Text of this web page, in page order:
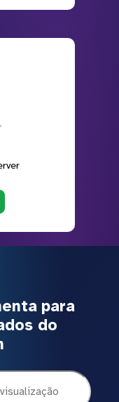
para
do